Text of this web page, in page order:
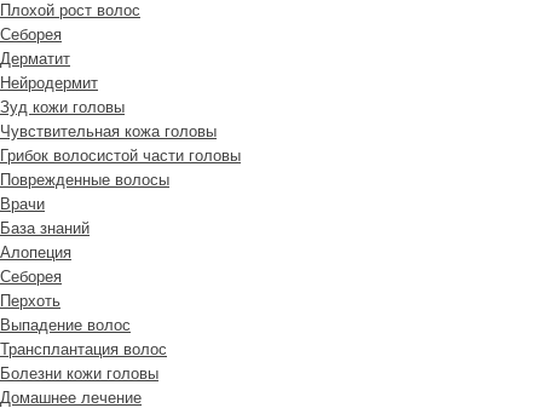
Плохой рост волос
Cеборея
Дерматит
Нейродермит
Зуд кожи головы
Чувствительная кожа головы
Грибок волосистой части головы
Поврежденные волосы
Врачи
База знаний
Алопеция
Себорея
Перхоть
Выпадение волос
Трансплантация волос
Болезни кожи головы
Домашнее лечение